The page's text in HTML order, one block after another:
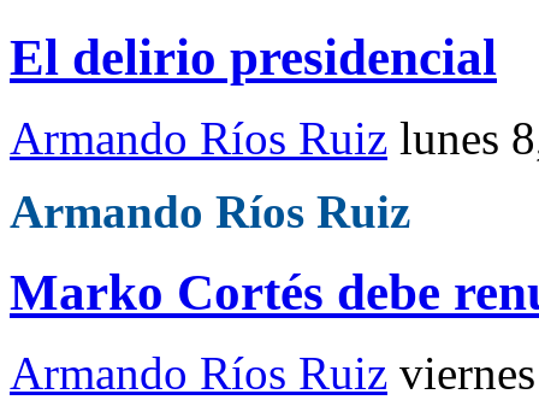
El delirio presidencial
Armando Ríos Ruiz lunes
Armando Ríos Ruiz
Marko Cortés debe
Armando Ríos Ruiz